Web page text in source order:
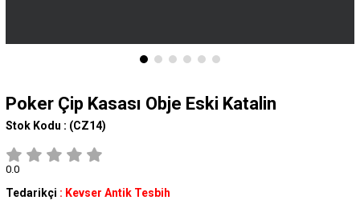
Poker Çip Kasası Obje Eski Katalin
Stok Kodu : (CZ14)
0.0
Tedarikçi : Kevser Antik Tesbih